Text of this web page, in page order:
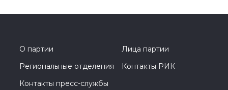
О партии
Лица партии
Региональные отделения
Контакты РИК
Контакты пресс-службы